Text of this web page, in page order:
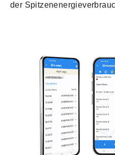
der